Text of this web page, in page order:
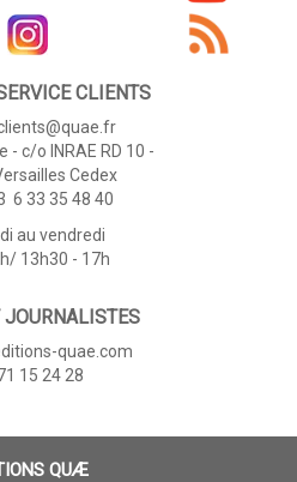
CLIENTS
- c/o INRAE RD 10 -
Cedex
6 33 35 48 40
au vendredi
13h30 - 17h
JOURNALISTES
quae.com
15 24 28
QUÆ